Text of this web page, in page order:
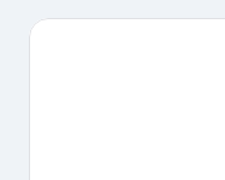
donde también puedes